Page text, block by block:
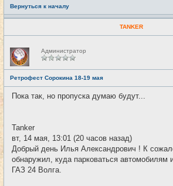
Вернуться к началу
TANKER
Н
е
в
с
е
т
и
Администратор
Ретрофест Сорокина 18-19 мая
Пока так, но пропуска думаю будут...
Tanker
вт, 14 мая, 13:01 (20 часов назад)
Добрый день Илья Александрович ! К
обнаружил, куда парковаться автомобилям
ГАЗ 24 Волга.